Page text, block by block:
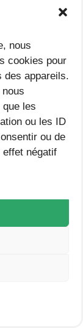
nous
cookies pour
des appareils.
les
ou les ID
ou de
négatif
à
et la frise
préparation
et CM2 –